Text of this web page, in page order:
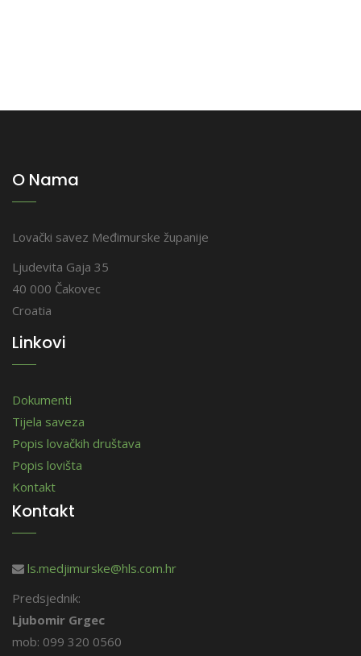
O Nama
Lovački savez Međimurske županije
Ljudevita Gaja 35
40 000 Čakovec
Croatia
Linkovi
Dokumenti
Tijela saveza
Popis lovačkih društava
Popis lovišta
Kontakt
Kontakt
ls.medjimurske@hls.com.hr
Predsjednik:
Ljubomir Grgec
mob: 099 320 0560